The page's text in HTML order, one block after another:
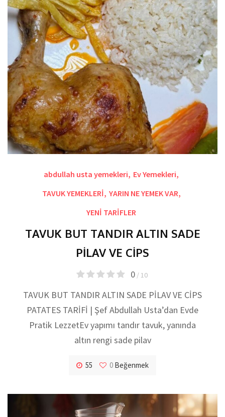
abdullah usta yemekleri, Ev Yemekleri,
TAVUK YEMEKLERİ, YARIN NE YEMEK VAR,
YENİ TARİFLER
TAVUK BUT TANDIR ALTIN SADE
PİLAV VE CİPS
0/ 10
TAVUK BUT TANDIR ALTIN SADE PİLAV VE CİPS
PATATES TARİFİ | Şef Abdullah Usta’dan Evde
Pratik LezzetEv yapımı tandır tavuk, yanında
altın rengi sade pilav
55 0 Beğenmek